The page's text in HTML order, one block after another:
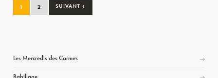
1 2 SUIVANT ›
Les Mercredis des Carmes
Babillage